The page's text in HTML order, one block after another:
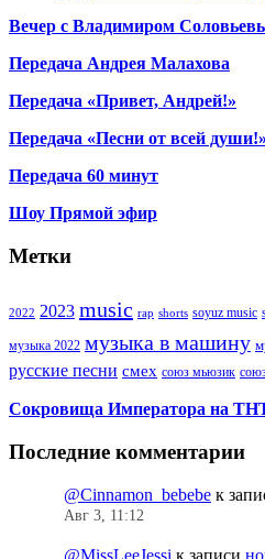
Вечер с Владимиром
Передача Андрея Малахова
Передача «Привет, Андрей!»
Передача «Песни от всей души!»
Передача 60 минут
Шоу Прямой эфир
Метки
2022 2023 music rap shorts soyuz music
музыка 2022 музыка в машину
русские песни смех союз мьюзик
Сокровища Императора на
Последние комментарии
@Cinnamon_bebebe к
Авг 3, 11:12